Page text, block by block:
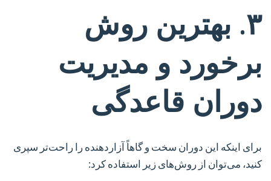
۳. بهترین روش
برخورد و مدیریت
دوران قاعدگی
برای اینکه این دوران سخت و گاهاً آزاردهنده را راحت‌تر سپری
کنید، می‌توان از روش‌های زیر استفاده کرد: